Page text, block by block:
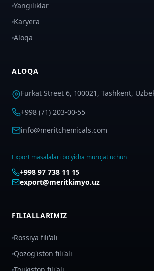
Yangiliklar
Karyera
Aloqa
ALOQA
Furkat Street 6, 100021, Tashkent,
+998 (71) 203-00-55
info@meritchemicals.com
Export masalalari bo'yicha murojat uchun
+998 97 738 11 15
export@meritkimyo.uz
FILIALLARIMIZ
Rossiya fili'ali
Qozog'iston fili'ali